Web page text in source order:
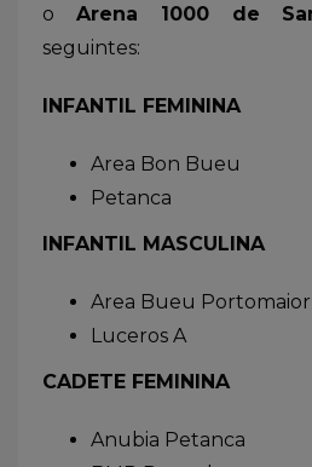
o Arena 1000 de
seguintes:
INFANTIL FEMININA
Area Bon Bueu
Petanca
INFANTIL MASCULINA
Area Bueu Portomaior
Luceros A
CADETE FEMININA
Anubia Petanca